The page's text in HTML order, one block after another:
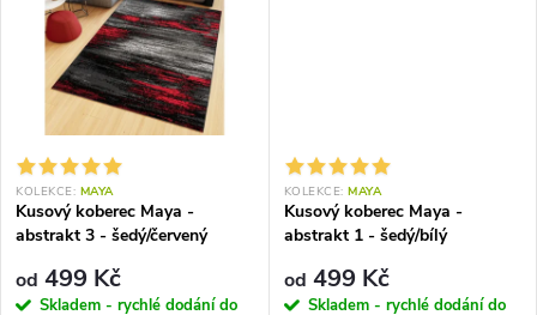
KOLEKCE: MAYA
Kusový koberec Maya -
abstrakt 3 - šedý/červený
od 499 Kč
Skladem - rychlé dodání do
KOLEKCE: MAYA
Kusový koberec Maya -
abstrakt 1 - šedý/bílý
od 499 Kč
Skladem - rychlé dodání do